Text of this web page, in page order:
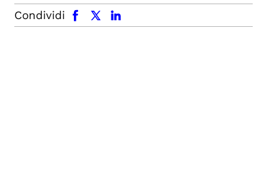
Condividi
facebook x.com linkedin